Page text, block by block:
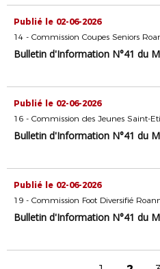
Publié le 02-06-2026
14 - Commission Coupes Seniors
Bulletin d'Information N°41 du
Publié le 02-06-2026
16 - Commission des Jeunes Saint-
Bulletin d'Information N°41 du
Publié le 02-06-2026
19 - Commission Foot Diversifié
Bulletin d'Information N°41 du